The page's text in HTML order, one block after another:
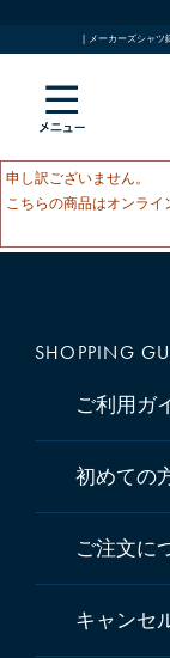
| メーカーズシャ
申し訳ございません。
こちらの商品はオンライ
SHOPPING
ご利用ガ
初めての
ご注文に
キャンセ